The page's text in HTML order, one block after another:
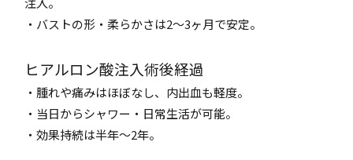
・バストの形・柔らかさは2〜3ヶ月で安定。
ヒアルロン酸注入術後経過
・腫れや痛みはほぼなし、内出血も軽度。
・当日からシャワー・日常生活が可能。
・効果持続は半年〜2年。